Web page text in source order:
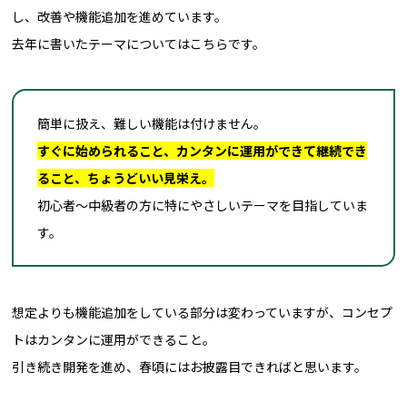
し、改善や機能追加を進めています。
去年に書いたテーマについてはこちらです。
簡単に扱え、難しい機能は付けません。
すぐに始められること、カンタンに運用ができて継続でき
ること、ちょうどいい見栄え。
初心者～中級者の方に特にやさしいテーマを目指していま
す。
想定よりも機能追加をしている部分は変わっていますが、コンセプ
トはカンタンに運用ができること。
引き続き開発を進め、春頃にはお披露目できればと思います。